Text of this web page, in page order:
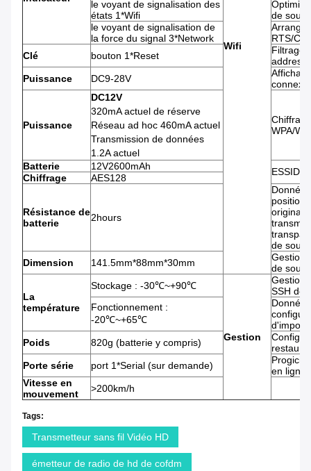
Wifi
le voyant de signalisation des
états 1*Wifi
de
le voyant de signalisation de
la force du signal 3*Network
RTS/
Clé
bouton 1*Reset
Filtrage
address
Puissance
DC9-28V
Puissance
DC12V
320mA actuel de réserve
Réseau ad hoc 460mA actuel
Transmission de données
1.2A actuel
WPA/
Batterie 12V2600mAh ESSID
Chiffrage AES128
Résistance de
batterie
2hours
de
Dimension
141.5mm*88mm*30mm
Gestion
de
La
température
Stockage : -30℃~+90℃
Gestion
Gestion
SSH de
Fonctionnement :
-20℃~+65℃
Poids
820g (batterie y compris)
Porte série
port 1*Serial (sur demande)
en ligne
Vitesse en
mouvement
>200km/h
Tags:
Transmetteur sans fil Vidéo HD
émetteur de radio de hd de cofdm